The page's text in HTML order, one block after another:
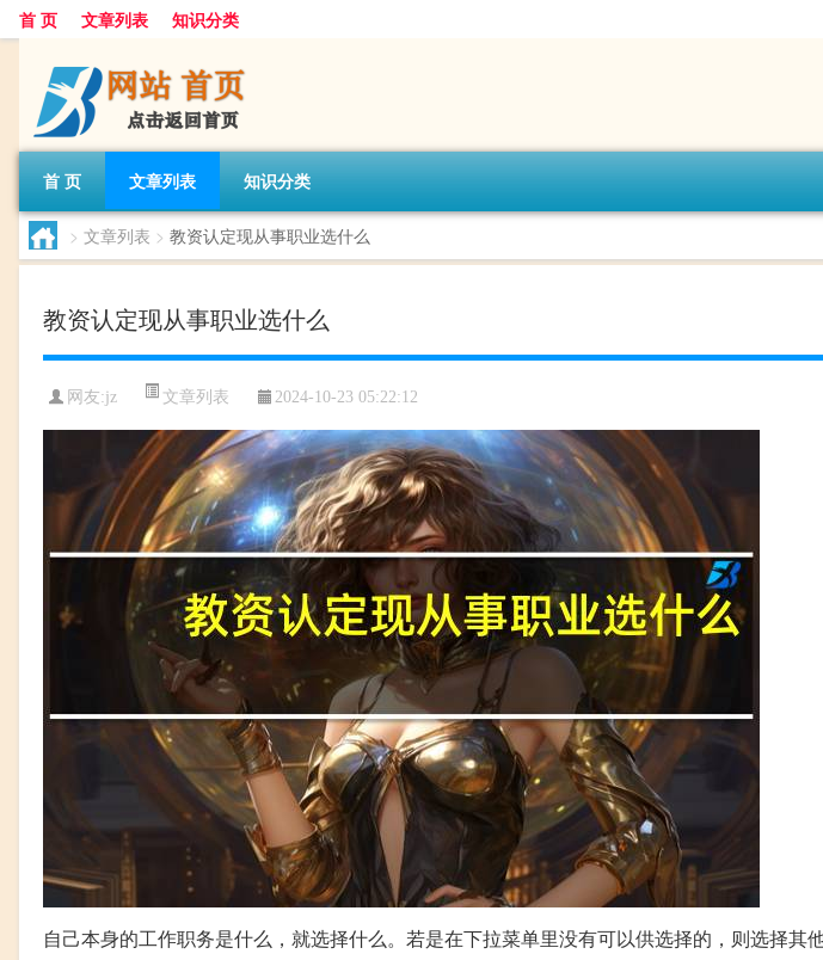
首 页 文章列表 知识分类
首 页 文章列表 知识分类
> 文章列表 > 教资认定现从事职业选什么
教资认定现从事职业选什么
网友:jz 文章列表 2024-10-23 05:22:12
自己本身的工作职务是什么，就选择什么。若是在下拉菜单里没有可以供选择的，则选择其